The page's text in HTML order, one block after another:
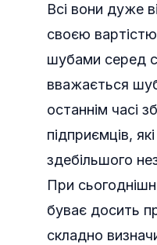
Всі вони дуже
своєю
шубами серед
вважається
останнім часі
підприємців,
здебільшого
При
буває досить
складно